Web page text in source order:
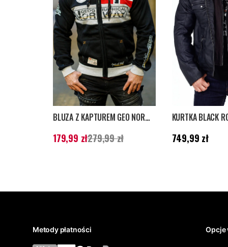
BLUZA Z KAPTUREM GEO NORWAY - CZARNA
Aktualna cena:
179,99 zł
Poprzednia cena
179,99 zł279,99 zł
KURTKA BLACK
Cena: 749,99 zł
749,99 zł
Metody płatności Opcje